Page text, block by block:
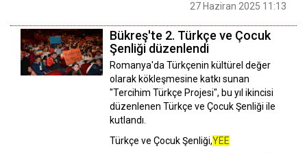
27 Haziran 2025 11:13
Bükreş'te 2. Türkçe ve Çocuk
Şenliği düzenlendi
Romanya'da Türkçenin kültürel değer
olarak kökleşmesine katkı sunan
"Tercihim Türkçe Projesi", bu yıl ikincisi
düzenlenen Türkçe ve Çocuk Şenliği ile
kutlandı.
Türkçe ve Çocuk Şenliği,YEE